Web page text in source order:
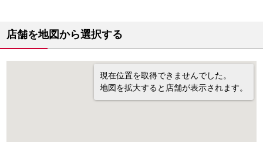
店舗を地図から選択する
現在位置を取得できませんでした。
地図を拡大すると店舗が表示されます。